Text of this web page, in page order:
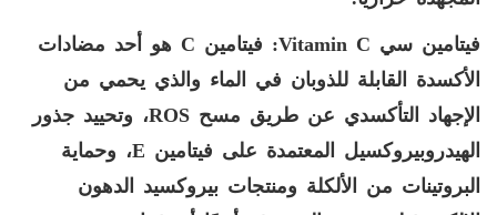
فيتامين سي Vitamin C: فيتامين C هو أحد مضادات
الأكسدة القابلة للذوبان في الماء والذي يحمي من
الإجهاد التأكسدي عن طريق مسح ROS، وتحييد جذور
الهيدروبيروكسيل المعتمدة على فيتامين E، وحماية
البروتينات من الألكلة ومنتجات بيروكسيد الدهون